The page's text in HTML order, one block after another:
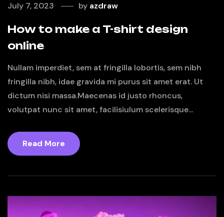
July 7, 2023 by azdraw
How to make a T-shirt design
online
Nullam imperdiet, sem at fringilla lobortis, sem nibh
fringilla nibh, idae gravida mi purus sit amet erat. Ut
dictum nisi massa.Maecenas id justo rhoncus,
volutpat nunc sit amet, facilisiulum scelerisque...
Read More